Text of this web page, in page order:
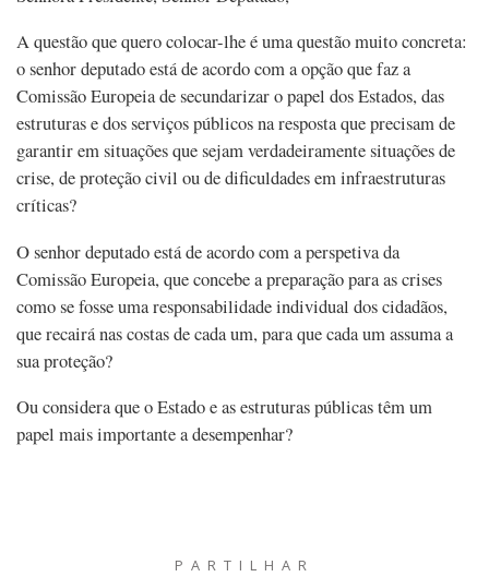
A questão que quero colocar-lhe é uma questão muito concreta:
o senhor deputado está de acordo com a opção que faz a
Comissão Europeia de secundarizar o papel dos Estados, das
estruturas e dos serviços públicos na resposta que precisam de
garantir em situações que sejam verdadeiramente situações de
crise, de proteção civil ou de dificuldades em infraestruturas
críticas?
O senhor deputado está de acordo com a perspetiva da
Comissão Europeia, que concebe a preparação para as crises
como se fosse uma responsabilidade individual dos cidadãos,
que recairá nas costas de cada um, para que cada um assuma a
sua proteção?
Ou considera que o Estado e as estruturas públicas têm um
papel mais importante a desempenhar?
PARTILHAR